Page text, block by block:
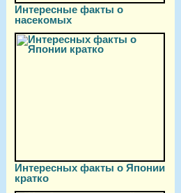
Интересные факты о
насекомых
Интересных факты о Японии
кратко